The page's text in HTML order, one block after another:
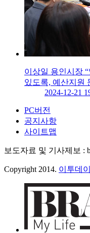
이상일 용인시장
있도록, 예산지원
2024-12-21
PC버전
공지사항
사이트맵
보도자료 및 기사제보 :
Copyright 2014. 이투데